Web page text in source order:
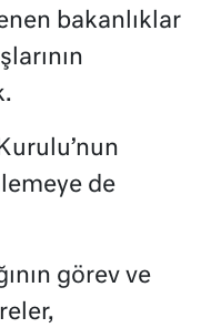
bakanlıklar
de
görev ve